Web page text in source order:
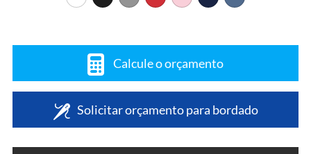
Calcule o orçamento
Solicitar orçamento para bordado